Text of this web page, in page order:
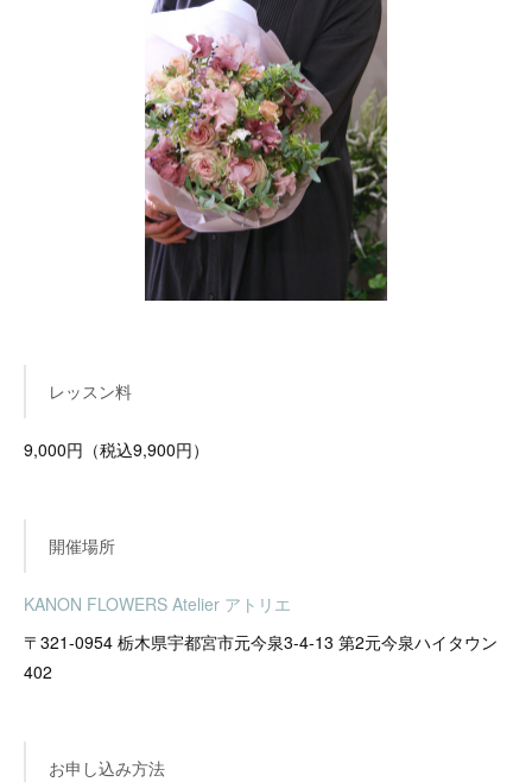
レッスン料
9,000円（税込9,900円）
開催場所
KANON FLOWERS Atelier アトリエ
〒321-0954 栃木県宇都宮市元今泉3-4-13 第2元今泉ハイタウン
402
お申し込み方法